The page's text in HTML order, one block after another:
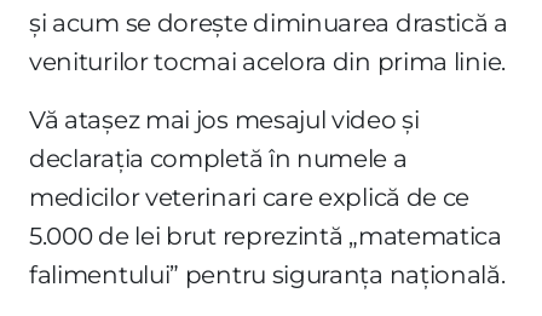
și acum se dorește diminuarea drastică a
veniturilor tocmai acelora din prima linie.
Vă atașez mai jos mesajul video și
declarația completă în numele a
medicilor veterinari care explică de ce
5.000 de lei brut reprezintă „matematica
falimentului” pentru siguranța națională.